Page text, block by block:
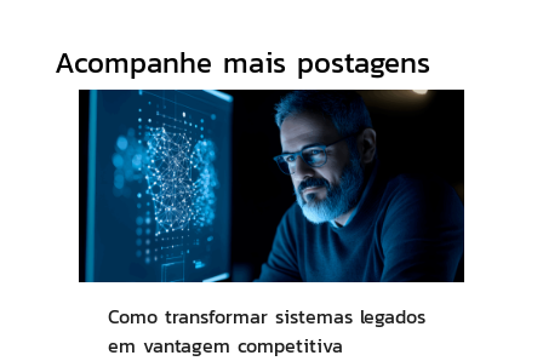
Acompanhe mais postagens
Como transformar sistemas legados
em vantagem competitiva